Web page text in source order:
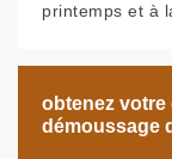
printemps et à
obtenez votre
démoussage